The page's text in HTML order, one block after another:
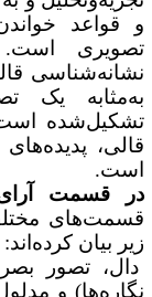
قواعد
است.
یک
است
پدیده‌های
قسمت آرای
بیان کرده‌اند:
تصور
و